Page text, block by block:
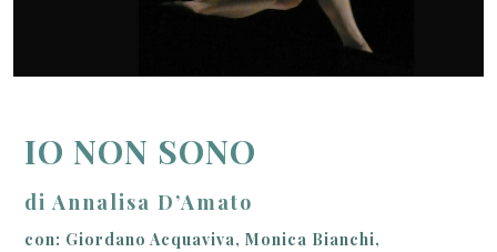
CORSA AD OSTACOLI
CHI È L’ARTISTA?
COCONUT, A TREE OF LIFE
VIDEOS
MUSICA
IO NON SONO
di Annalisa D’Amato
con: Giordano Acquaviva, Monica Bianchi,